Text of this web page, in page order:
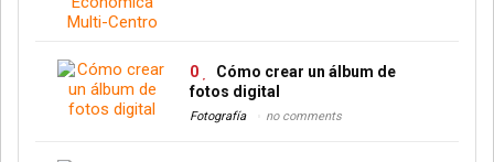
0
Cómo crear un álbum de
fotos digital
Fotografía no comments